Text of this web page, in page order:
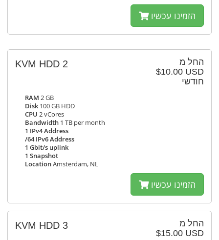
הזמינו עכשיו
החל מ
$10.00 USD
חודשי
KVM HDD 2
RAM 2 GB
Disk 100 GB HDD
CPU 2 vCores
Bandwidth 1 TB per month
1 IPv4 Address
/64 IPv6 Address
1 Gbit/s uplink
1 Snapshot
LocationAmsterdam, NL
הזמינו עכשיו
החל מ
$15.00 USD
KVM HDD 3